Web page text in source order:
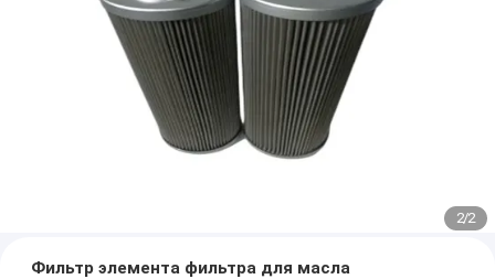
2/2
Фильтр элемента фильтра для масла